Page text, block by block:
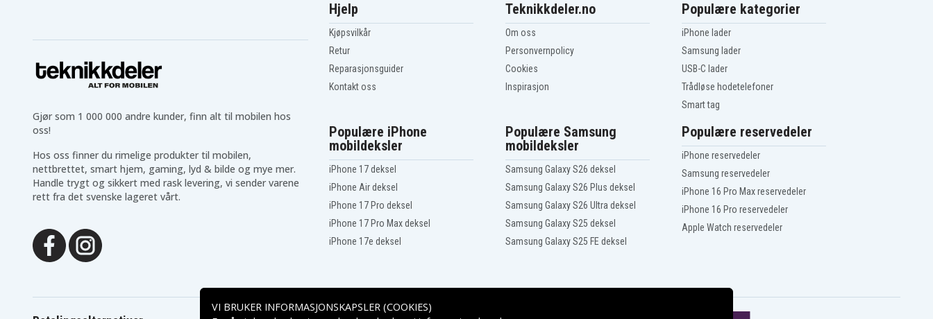
Gjør som 1 000 000 andre kunder, finn alt til mobilen hos
oss!
Hos oss finner du rimelige produkter til mobilen,
nettbrettet, smart hjem, gaming, lyd & bilde og mye mer.
Handle trygt og sikkert med rask levering, vi sender varene
rett fra det svenske lageret vårt.
Hjelp
Kjøpsvilkår
Retur
Reparasjonsguider
Kontakt oss
Teknikkdeler.no
Om oss
Personvernpolicy
Cookies
Inspirasjon
Populære kategorier
iPhone lader
Samsung lader
USB-C lader
Trådløse hodetelefoner
Smart tag
Populære iPhone
mobildeksler
iPhone 17 deksel
iPhone Air deksel
iPhone 17 Pro deksel
iPhone 17 Pro Max deksel
iPhone 17e deksel
Populære Samsung
mobildeksler
Samsung Galaxy S26 deksel
Samsung Galaxy S26 Plus deksel
Samsung Galaxy S26 Ultra deksel
Samsung Galaxy S25 deksel
Samsung Galaxy S25 FE deksel
Populære reservedeler
iPhone reservedeler
Samsung reservedeler
iPhone 16 Pro Max reservedeler
iPhone 16 Pro reservedeler
Apple Watch reservedeler
VI BRUKER INFORMASJONSKAPSLER (COOKIES)